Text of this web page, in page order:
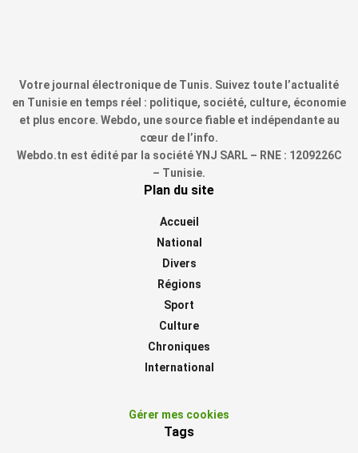
Votre journal électronique de Tunis. Suivez toute l’actualité
en Tunisie en temps réel : politique, société, culture, économie
et plus encore. Webdo, une source fiable et indépendante au
cœur de l’info.
Webdo.tn est édité par la société YNJ SARL – RNE : 1209226C
– Tunisie.
Plan du site
Accueil
National
Divers
Régions
Sport
Culture
Chroniques
International
Gérer mes cookies
Tags